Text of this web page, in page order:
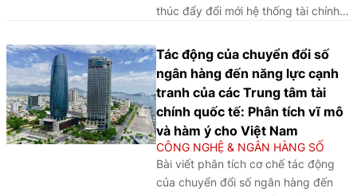
thúc đẩy đổi mới hệ thống tài chính.
tích kinh nghiệm quốc tế và đề xuất
một số giải pháp nhằm phát triển hệ
sinh thái dịch vụ tài chính hiện đại tại
Việt Nam.
Tác động của chuyển đổi số
ngân hàng đến năng lực cạnh
tranh của các Trung tâm tài
chính quốc tế: Phân tích vĩ mô
và hàm ý cho Việt Nam
CÔNG NGHỆ & NGÂN HÀNG SỐ
Bài viết phân tích cơ chế tác động
của chuyển đổi số ngân hàng đến